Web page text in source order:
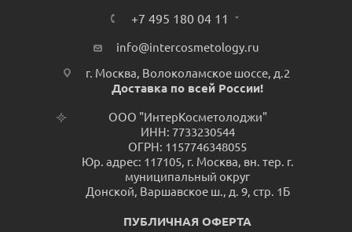
+7 495 180 04 11
info@intercosmetology.ru
г. Москва, Волоколамское шоссе, д.2
Доставка по всей России!
ООО "ИнтерКосметолоджи"
ИНН: 7733230544
ОГРН: 1157746348055
Юр. адрес: 117105, г. Москва, вн. тер. г.
муниципальный округ
Донской, Варшавское ш., д. 9, стр. 1Б
ПУБЛИЧНАЯ ОФЕРТА